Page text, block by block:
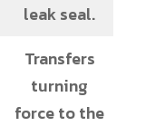
leak seal.
Transfers
turning
force to the